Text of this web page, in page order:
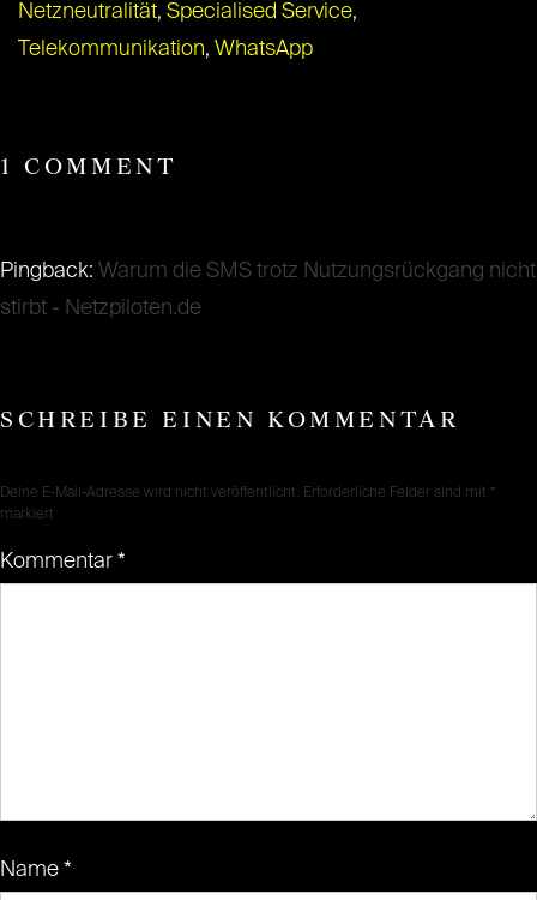
Netzneutralität, Specialised Service,
Telekommunikation, WhatsApp
1 COMMENT
Pingback: Warum die SMS trotz Nutzungsrückgang nicht
stirbt - Netzpiloten.de
SCHREIBE EINEN KOMMENTAR
Deine E-Mail-Adresse wird nicht veröffentlicht. Erforderliche Felder sind mit *
markiert
Kommentar *
Name *